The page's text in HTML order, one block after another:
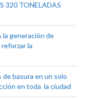
320 TONELADAS
la generación de
la
basura en un solo
en toda la ciudad